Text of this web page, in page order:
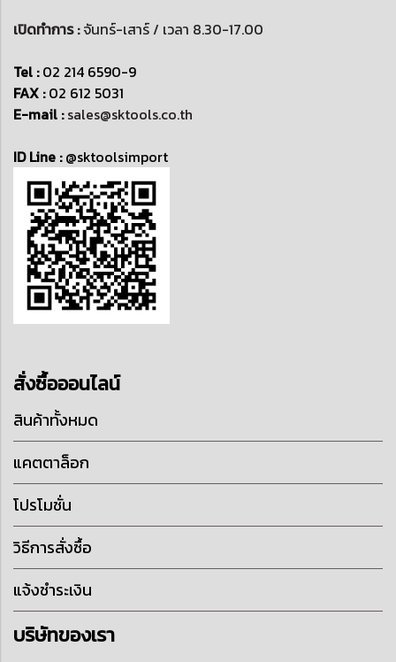
เปิดทำการ :จันทร์-เสาร์ / เวลา 8.30-17.00
Tel :02 214 6590-9
FAX :02 612 5031
E-mail : sales@sktools.co.th
ID Line :@sktoolsimport
สั่งซื้อออนไลน์
สินค้าทั้งหมด
แคตตาล็อก
โปรโมชั่น
วิธีการสั่งซื้อ
แจ้งชำระเงิน
บริษัทของเรา